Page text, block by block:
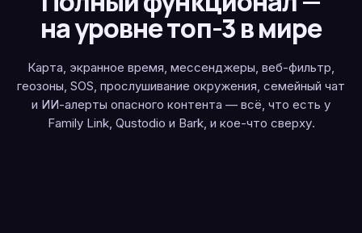
на уровне топ-3 в мире
Карта, экранное время, мессенджеры, веб-фильтр,
геозоны, SOS, прослушивание окружения, семейный чат
и ИИ-алерты опасного контента — всё, что есть у
Family Link, Qustodio и Bark, и кое-что сверху.